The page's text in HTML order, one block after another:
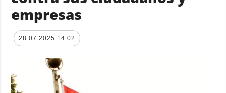
Guerra
Reconstrucción
de Ucrania
Política
Economía
Defensa
empresas
28.07.2025 14:02